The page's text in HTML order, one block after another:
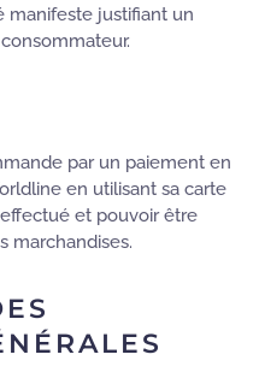
justifiant un
par un paiement en
en utilisant sa carte
et pouvoir être
marchandises.